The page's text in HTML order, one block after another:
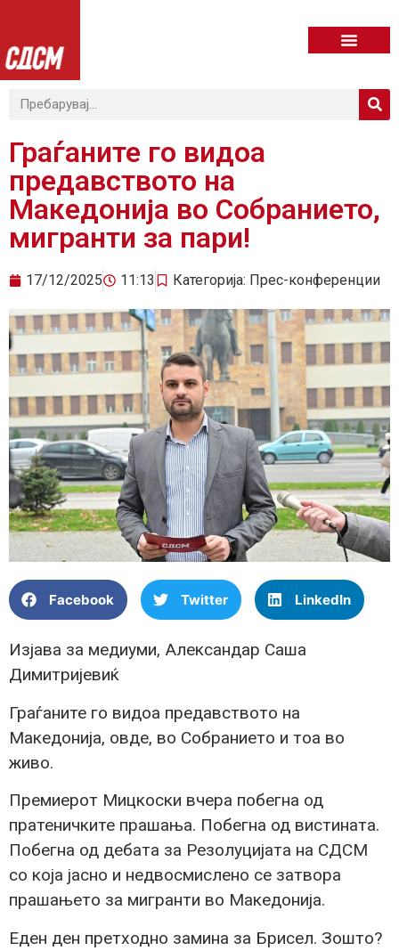
Граѓаните го видоа
предавството на
Македонија во Собранието,
мигранти за пари!
17/12/2025 11:13 Категорија: Прес-конференции
Facebook Twitter LinkedIn
Изјава за медиуми, Александар Саша
Димитријевиќ
Граѓаните го видоа предавството на
Македонија, овде, во Собранието и тоа во
живо.
Премиерот Мицкоски вчера побегна од
пратеничките прашања. Побегна од вистината.
Побегна од дебата за Резолуцијата на СДСМ
со која јасно и недвосмислено се затвора
прашањето за мигранти во Македонија.
Еден ден претходно замина за Брисел. Зошто?